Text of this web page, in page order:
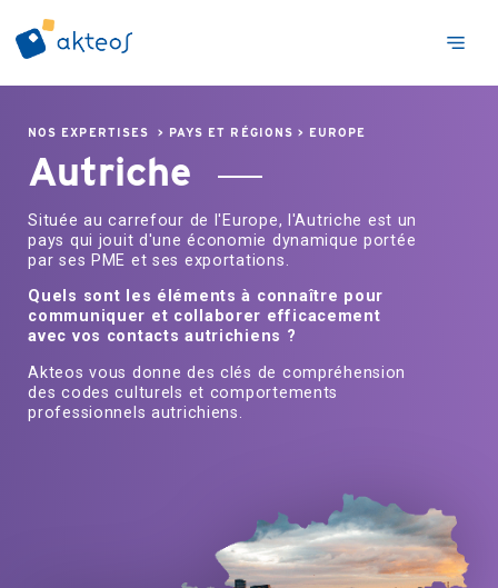
NOS EXPERTISES > PAYS ET RÉGIONS > EUROPE
Autriche
Située au carrefour de l'Europe, l'Autriche est un
pays qui jouit d'une économie dynamique portée
par ses PME et ses exportations.
Quels sont les éléments à connaître pour
communiquer et collaborer efficacement
avec vos contacts autrichiens ?
Akteos vous donne des clés de compréhension
des codes culturels et comportements
professionnels autrichiens.